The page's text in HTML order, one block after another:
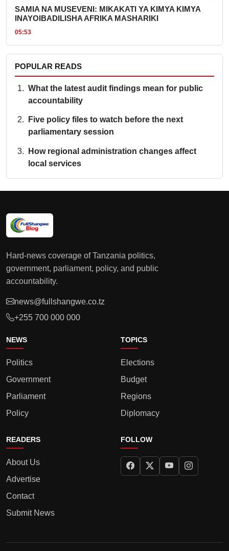
SAMIA NA MUSEVENI: MIKAKATI YA KIMYA KIMYA
INAYOIBADILISHA AFRIKA MASHARIKI
05:53
POPULAR READS
What the latest audit findings mean for public
accountability
Five policy files to watch before the next
parliamentary session
How regional administration changes affect
local services
Hard-news coverage of Tanzania politics,
government, parliament, policy, and public
accountability.
news@fullshangwe.co.tz
+255 700 000 000
NEWS
Politics
Government
Parliament
Policy
TOPICS
Elections
Budget
Regions
Diplomacy
READERS
About Us
Advertise
Contact
Submit News
FOLLOW